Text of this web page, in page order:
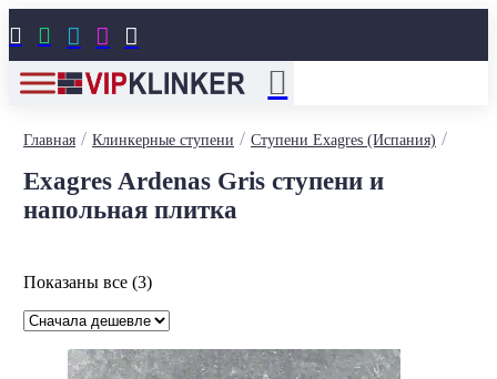
    
Главная/ Клинкерные ступени / Ступени Exagres (Испания) /
Exagres Ardenas Gris ступени и
напольная плитка
Показаны все (3)Цены:
возрастанию